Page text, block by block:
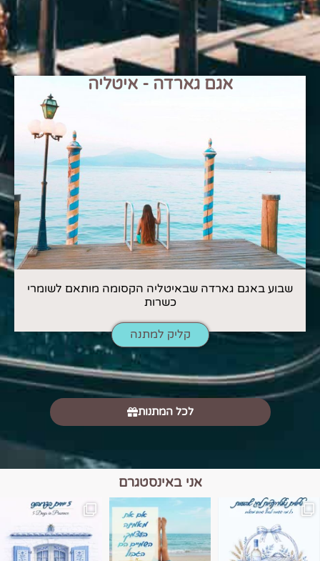
אגם גארדה - איטליה
שבוע באגם גארדה שבאיטליה הקסומה מותאם לשומרי
כשרות
קליק למתנה
לכל המתנות
אני באינסטגרם
הם הגבול 💙🩵